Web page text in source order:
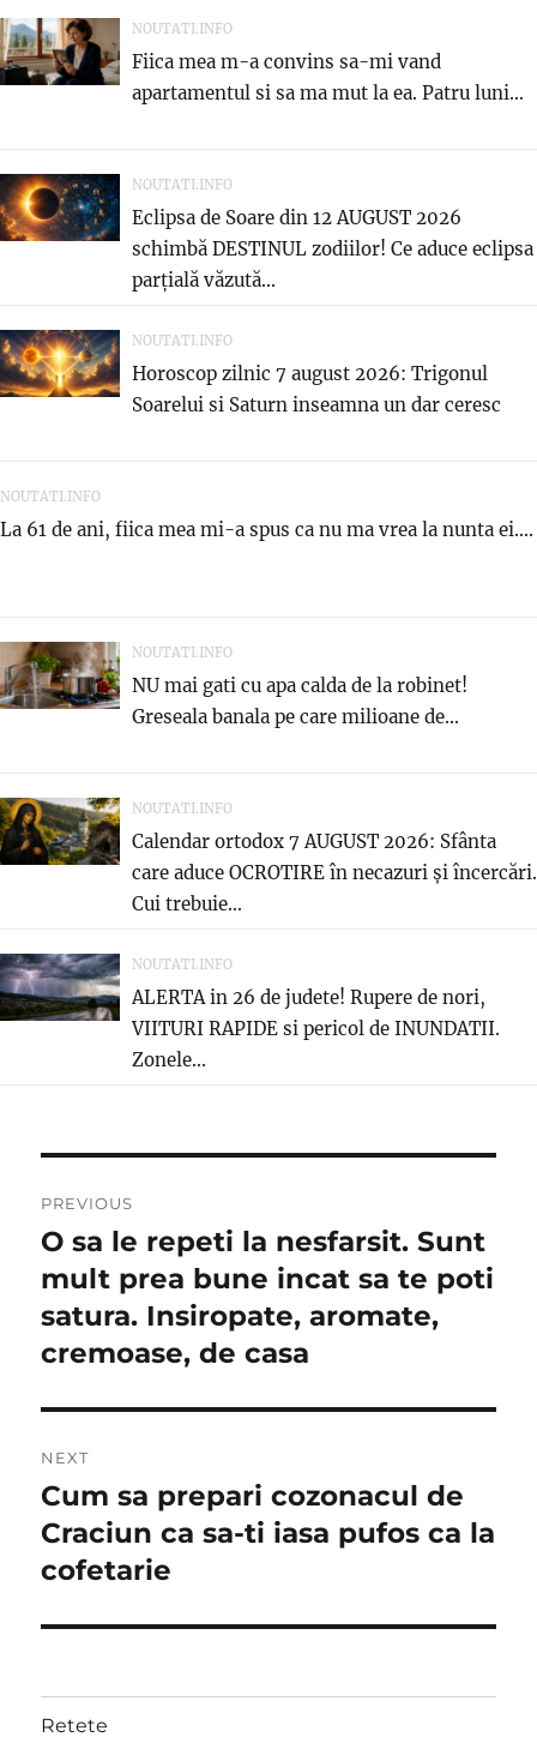
NOUTATI.INFO
Fiica mea m-a convins sa-mi vand
apartamentul si sa ma mut la ea. Patru luni...
NOUTATI.INFO
Eclipsa de Soare din 12 AUGUST 2026
schimbă DESTINUL zodiilor! Ce aduce eclipsa
parțială văzută...
NOUTATI.INFO
Horoscop zilnic 7 august 2026: Trigonul
Soarelui si Saturn inseamna un dar ceresc
NOUTATI.INFO
La 61 de ani, fiica mea mi-a spus ca nu ma vrea la nunta ei....
NOUTATI.INFO
NU mai gati cu apa calda de la robinet!
Greseala banala pe care milioane de...
NOUTATI.INFO
Calendar ortodox 7 AUGUST 2026: Sfânta
care aduce OCROTIRE în necazuri și încercări.
Cui trebuie...
NOUTATI.INFO
ALERTA in 26 de judete! Rupere de nori,
VIITURI RAPIDE si pericol de INUNDATII.
Zonele...
navigation
PREVIOUS
Previous
post:
O sa le repeti la nesfarsit. Sunt
mult prea bune incat sa te poti
satura. Insiropate, aromate,
cremoase, de casa
NEXT
Next
post:
Cum sa prepari cozonacul de
Craciun ca sa-ti iasa pufos ca la
cofetarie
Retete